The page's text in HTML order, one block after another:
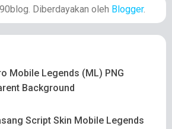
Diberdayakan oleh Blogger.
Mobile Legends (ML) PNG
Background
Script Skin Mobile Legends